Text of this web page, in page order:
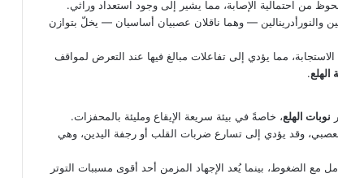
من احتمالية الإصابة، مما يشير إلى وجود استعداد وراثي.
والنورأدرينالين — وهما ناقلان عصبيان أساسيان — يخلّ بتوازن
مما يؤدي إلى تفاعلات مبالغ فيها عند التعرض لمواقف
الهلع.
نوبات الهلع، خاصةً في بيئة سريعة الإيقاع ومليئة بالمحفزات.
وقد يؤدي إلى تسارع ضربات القلب أو رجفة اليدين، وهي
مع الضغوط، بينما يُعد الإجهاد المزمن أحد أقوى مسببات التوتر